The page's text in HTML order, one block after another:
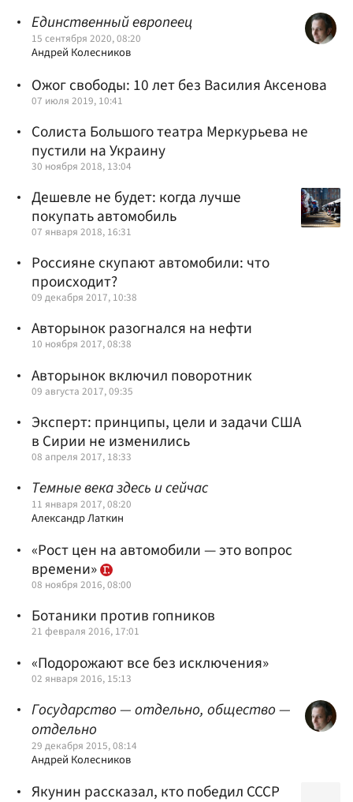
Единственный европеец
15 сентября 2020, 08:20
Андрей Колесников
Ожог свободы: 10 лет без Василия Аксенова
07 июля 2019, 10:41
Солиста Большого театра Меркурьева не
пустили на Украину
30 ноября 2018, 13:04
Дешевле не будет: когда лучше
покупать автомобиль
07 января 2018, 16:31
Россияне скупают автомобили: что
происходит?
09 декабря 2017, 10:38
Авторынок разогнался на нефти
10 ноября 2017, 08:38
Авторынок включил поворотник
09 августа 2017, 09:35
Эксперт: принципы, цели и задачи США
в Сирии не изменились
08 апреля 2017, 18:33
Темные века здесь и сейчас
11 января 2017, 08:20
Александр Латкин
«Рост цен на автомобили — это вопрос
времени»
08 ноября 2016, 08:00
Ботаники против гопников
21 февраля 2016, 17:01
«Подорожают все без исключения»
02 января 2016, 15:13
Государство — отдельно, общество —
отдельно
29 декабря 2015, 08:14
Андрей Колесников
Якунин рассказал, кто победил СССР